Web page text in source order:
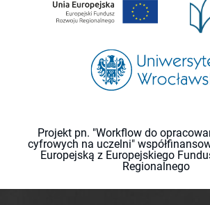
Projekt pn. "Workflow do
cyfrowych na uczelni"
Europejską z Europejskiego
Regionalnego